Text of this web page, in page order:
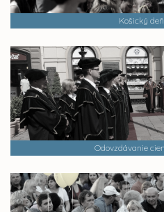
Košický
Odovzdávanie